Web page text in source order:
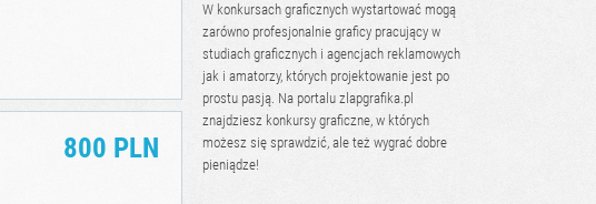
800 PLN
W konkursach graficznych wystartować mogą
zarówno profesjonalnie graficy pracujący w
studiach graficznych i agencjach reklamowych
jak i amatorzy, których projektowanie jest po
prostu pasją. Na portalu zlapgrafika.pl
znajdziesz konkursy graficzne, w których
możesz się sprawdzić, ale też wygrać dobre
pieniądze!